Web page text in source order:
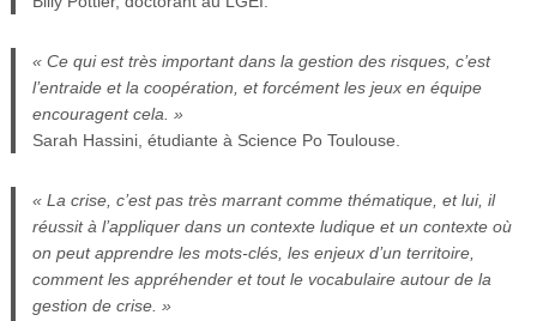
« Ce qui est très important dans la gestion des risques, c’est
l’entraide et la coopération, et forcément les jeux en équipe
encouragent cela. »
Sarah Hassini, étudiante à Science Po Toulouse.
« La crise, c’est pas très marrant comme thématique, et lui, il
réussit à l’appliquer dans un contexte ludique et un contexte où
on peut apprendre les mots-clés, les enjeux d’un territoire,
comment les appréhender et tout le vocabulaire autour de la
gestion de crise. »